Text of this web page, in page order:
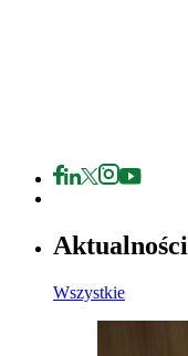
Aktualności
Wszystkie